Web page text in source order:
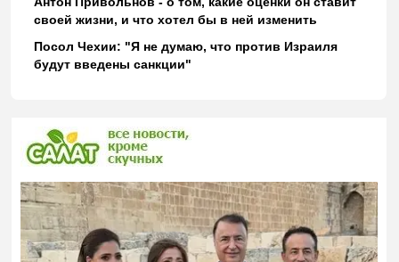
своей жизни, и что хотел бы в ней изменить
Посол Чехии: "Я не думаю, что против Израиля
будут введены санкции"